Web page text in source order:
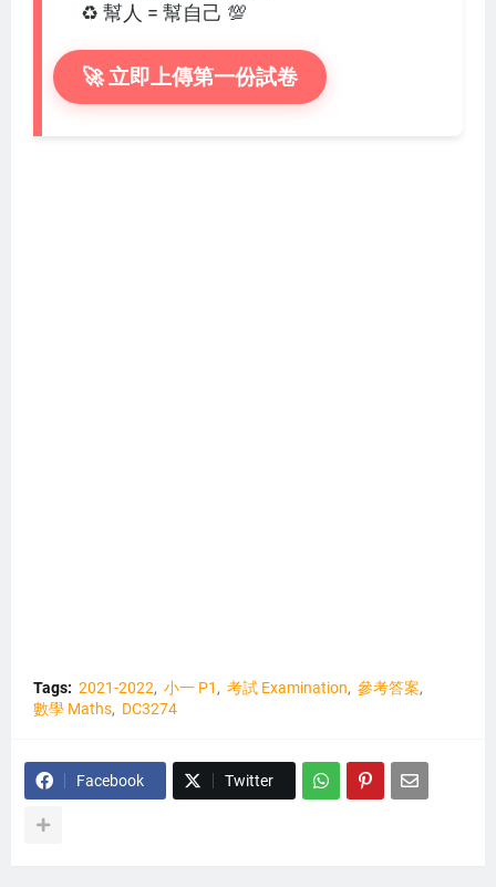
♻️ 幫人 = 幫自己 💯
🚀 立即上傳第一份試卷
Tags: 2021-2022 小一 P1 考試 Examination
參考答案
數學 Maths
DC3274
Facebook Twitter